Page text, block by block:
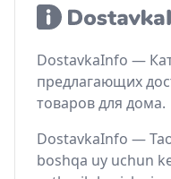
DostavkaInfo —
предлагающих
товаров для дома.
DostavkaInfo —
boshqa uy uchun